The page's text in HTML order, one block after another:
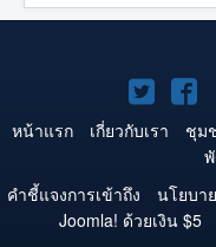
Joomla!
บน บ
หน้าแรก เกี่ยวกับเรา ชุม
คำชี้แจงการเข้าถึง
นโยบา
Joomla! ด้วยเงิน $5